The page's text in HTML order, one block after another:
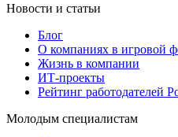
Новости и статьи
Блог
О компаниях в игровой
Жизнь в компании
ИТ-проекты
Рейтинг работодателей
Молодым специалистам